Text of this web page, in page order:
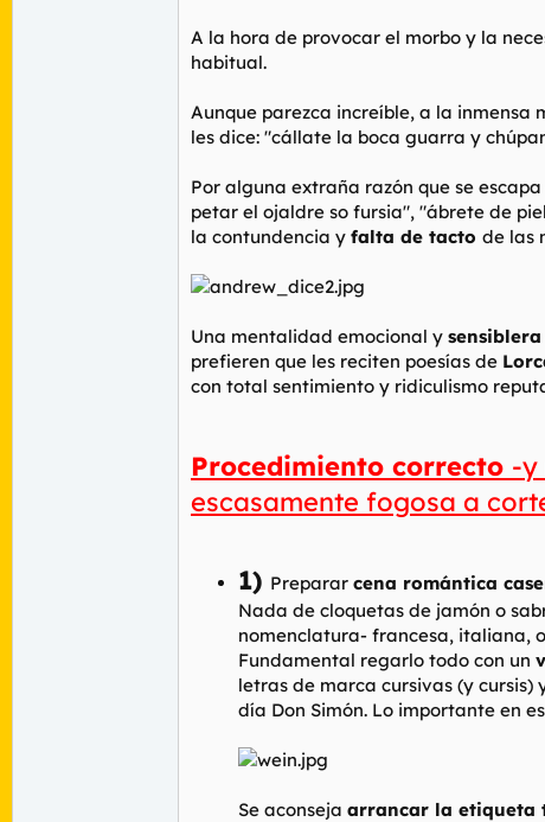
A la hora de provocar el morbo y la
habitual.
Aunque parezca increíble, a la inmensa
les dice: "cállate la boca guarra y
Por alguna extraña razón que se
petar el ojaldre so fursia", "ábrete de
la contundencia y falta de tacto de las
Una mentalidad emocional y sensiblera
prefieren que les reciten poesías de
con total sentimiento y ridiculismo
Procedimiento correcto -y
escasamente fogosa a
1) Preparar cena romántica
Nada de cloquetas de jamón o
nomenclatura- francesa, italiana,
Fundamental regarlo todo con un
letras de marca cursivas (y
día Don Simón. Lo importante en
Se aconseja arrancar la etiqueta